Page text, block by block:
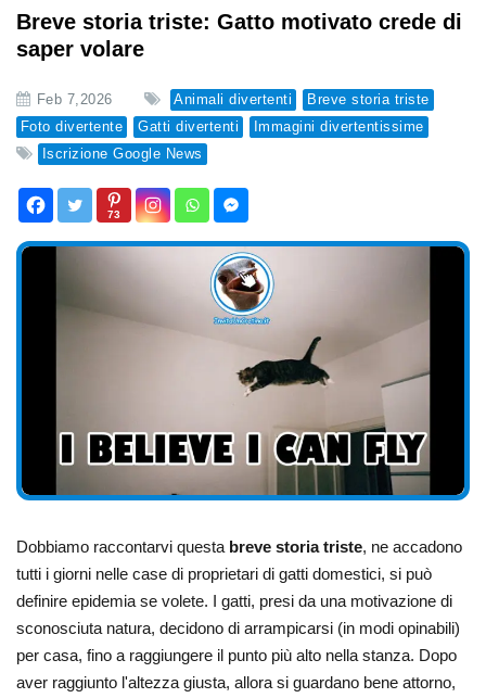
Breve storia triste: Gatto motivato crede di
saper volare
Feb 7,2026 Animali divertenti
Breve storia triste
Foto divertente
Gatti divertenti
Immagini divertentissime
Iscrizione Google News
73
Dobbiamo raccontarvi questa breve storia triste, ne accadono
tutti i giorni nelle case di proprietari di gatti domestici, si può
definire epidemia se volete. I gatti, presi da una motivazione di
sconosciuta natura, decidono di arrampicarsi (in modi opinabili)
per casa, fino a raggiungere il punto più alto nella stanza. Dopo
aver raggiunto l'altezza giusta, allora si guardano bene attorno,